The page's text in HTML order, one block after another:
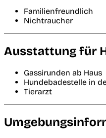
Familienfreundlich
Nichtraucher
Ausstattung für
Gassirunden ab Haus
Hundebadestelle in
Tierarzt